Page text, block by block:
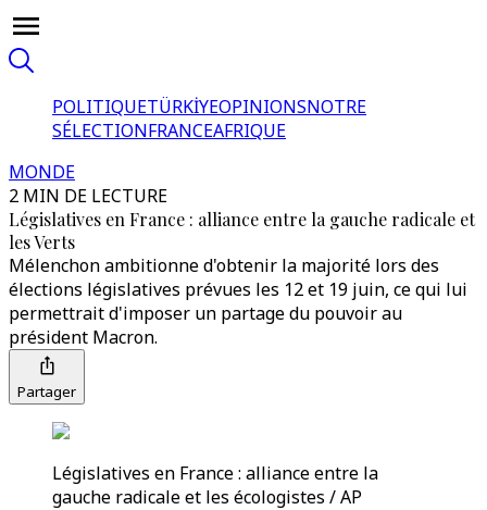
POLITIQUETÜRKİYEOPINIONSNOTRE
SÉLECTIONFRANCEAFRIQUE
MONDE
2 MIN DE LECTURE
Législatives en France : alliance entre la gauche radicale et
les Verts
Mélenchon ambitionne d'obtenir la majorité lors des
élections législatives prévues les 12 et 19 juin, ce qui lui
permettrait d'imposer un partage du pouvoir au
président Macron.
Partager
Législatives en France : alliance entre la
gauche radicale et les écologistes / AP